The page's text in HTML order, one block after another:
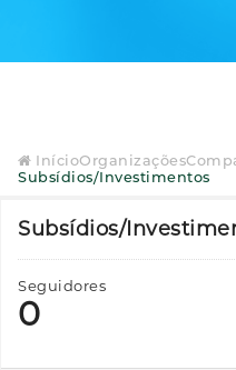
InícioOrganizações
Subsídios/Investimentos
Subsídios/
Seguidores
0